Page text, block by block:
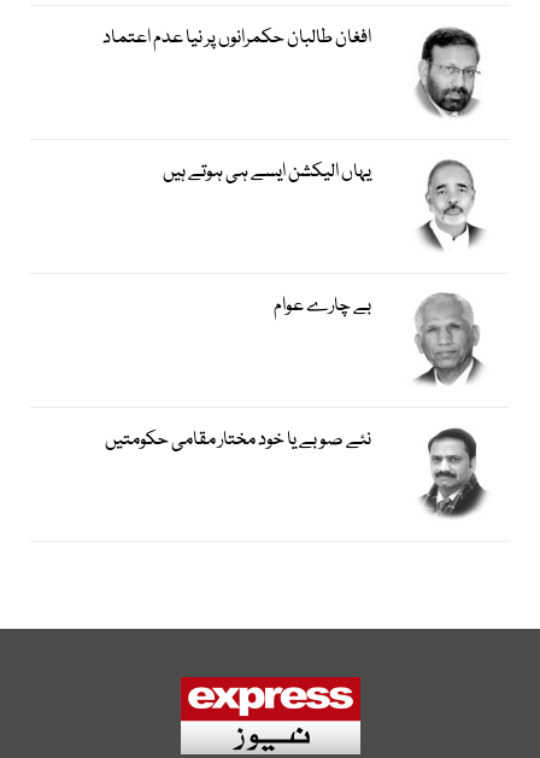
افغان طالبان حکمرانوں پر نیا عدم اعتماد
یہاں الیکشن ایسے ہی ہوتے ہیں
بے چارے عوام
نئے صوبے یا خود مختار مقامی حکومتیں